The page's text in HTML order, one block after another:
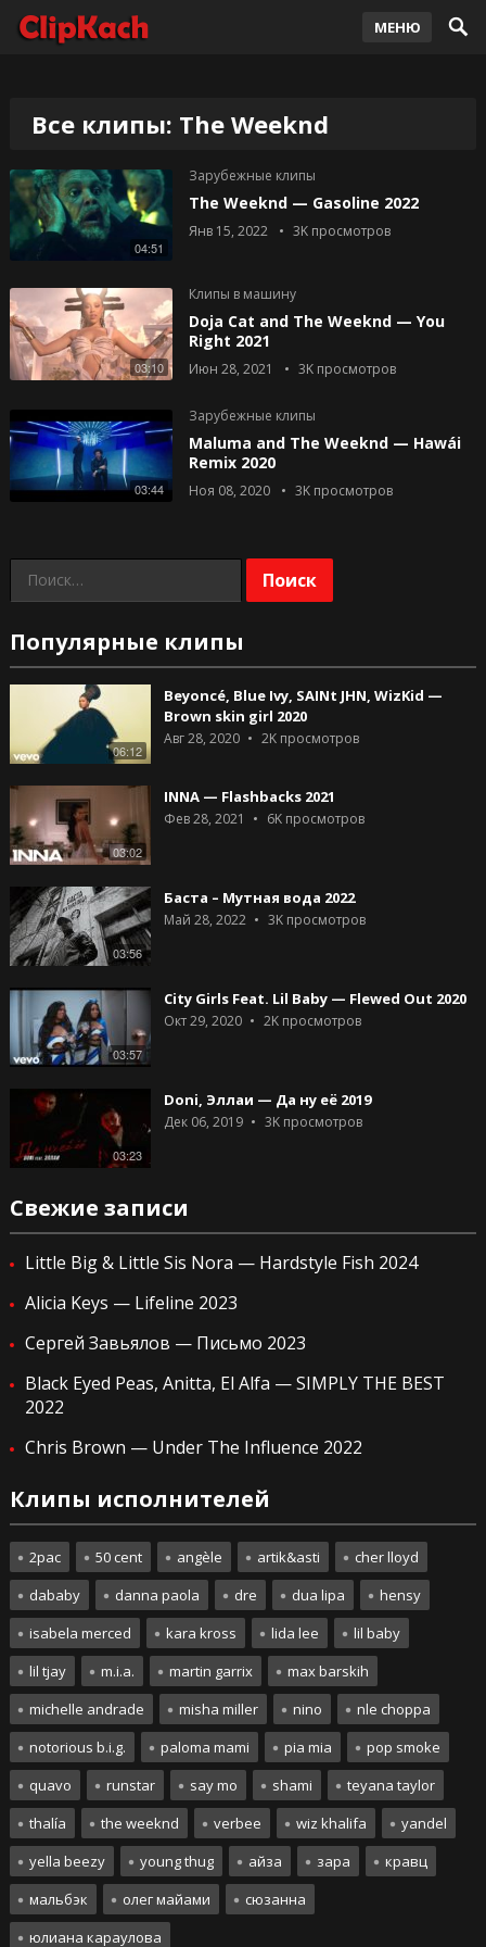
МЕНЮ
Все клипы: The Weeknd
04:51
Зарубежные клипы
The Weeknd — Gasoline 2022
Янв 15, 2022 3Kпросмотров
03:10
Клипы в машину
Doja Cat and The Weeknd — You
Right 2021
Июн 28, 2021 3Kпросмотров
03:44
Зарубежные клипы
Maluma and The Weeknd — Hawái
Remix 2020
Ноя 08, 2020 3Kпросмотров
Найти:
Популярные клипы
06:12
Beyoncé, Blue Ivy, SAINt JHN, WizKid —
Brown skin girl 2020
Авг 28, 2020 2Kпросмотров
03:02
INNA — Flashbacks 2021
Фев 28, 2021 6Kпросмотров
03:56
Баста – Мутная вода 2022
Май 28, 2022 3Kпросмотров
03:57
City Girls Feat. Lil Baby — Flewed Out 2020
Окт 29, 2020 2Kпросмотров
03:23
Doni, Эллаи — Да ну еë 2019
Дек 06, 2019 3Kпросмотров
Свежие записи
Little Big & Little Sis Nora — Hardstyle Fish 2024
Alicia Keys — Lifeline 2023
Сергей Завьялов — Письмо 2023
Black Eyed Peas, Anitta, El Alfa — SIMPLY THE BEST
2022
Chris Brown — Under The Influence 2022
Клипы исполнителей
2pac 50 cent angèle artik&asti
cher lloyd
dababy
danna paola dre dua lipa
hensy
isabela merced
kara kross lida lee
lil baby
lil tjay
m.i.a. martin garrix
max barskih
michelle andrade
misha miller nino
nle choppa
notorious b.i.g.
paloma mami pia mia
pop smoke
quavo
runstar say mo shami
teyana taylor
thalía
the weeknd verbee wiz khalifa
yandel
yella beezy
young thug айза зара
кравц
мальбэк
олег майами
сюзанна
юлиана караулова